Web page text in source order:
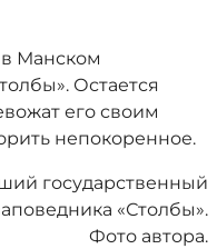
Манском
Остается
его своим
непокоренное.
государственный
«Столбы».
Фото автора.